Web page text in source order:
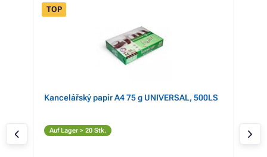
TOP
Kancelářský papír A4 75 g UNIVERSAL, 500LS
Auf Lager > 20 Stk.